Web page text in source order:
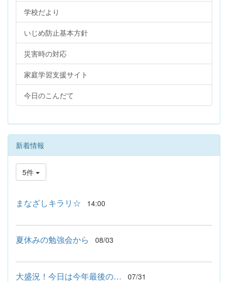
学校だより
いじめ防止基本方針
災害時の対応
家庭学習支援サイト
今日のこんだて
新着情報
5件
まなざしキラリ☆ 14:00
夏休みの勉強会から 08/03
大盛況！今日は今年最後の… 07/31